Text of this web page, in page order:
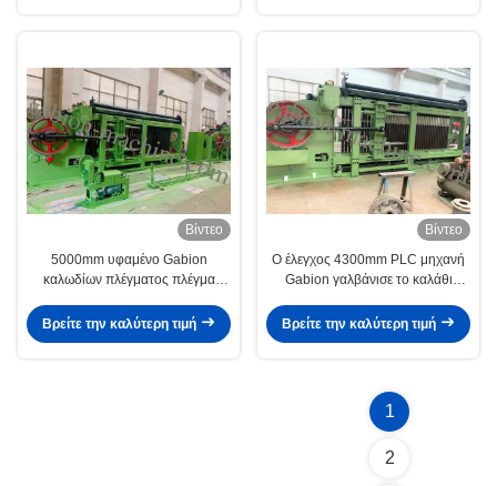
Βίντεο
5000mm υφαμένο Gabion
καλωδίων πλέγματος πλέγμα
για την κατασκευή σιδηροδρόμων
Βρείτε την καλύτερη τιμή
Βίντεο
Ο έλεγχος 4300mm PLC μηχανή
Gabion γαλβάνισε το καλάθι
εδαφολογική διατήρηση
Βρείτε την καλύτερη τιμή
1
2